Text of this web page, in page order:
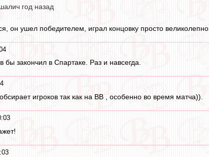
год назад
он ушел победителем, играл концовку просто великолепно.
закончил в Спартаке. Раз и навсегда.
игроков так как на ВВ , особенно во время матча)).